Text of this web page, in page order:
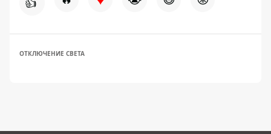
ОТКЛЮЧЕНИЕ СВЕТА